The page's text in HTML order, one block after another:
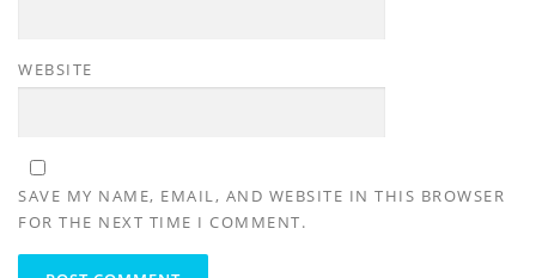
WEBSITE
SAVE MY NAME, EMAIL, AND WEBSITE IN THIS BROWSER
FOR THE NEXT TIME I COMMENT.